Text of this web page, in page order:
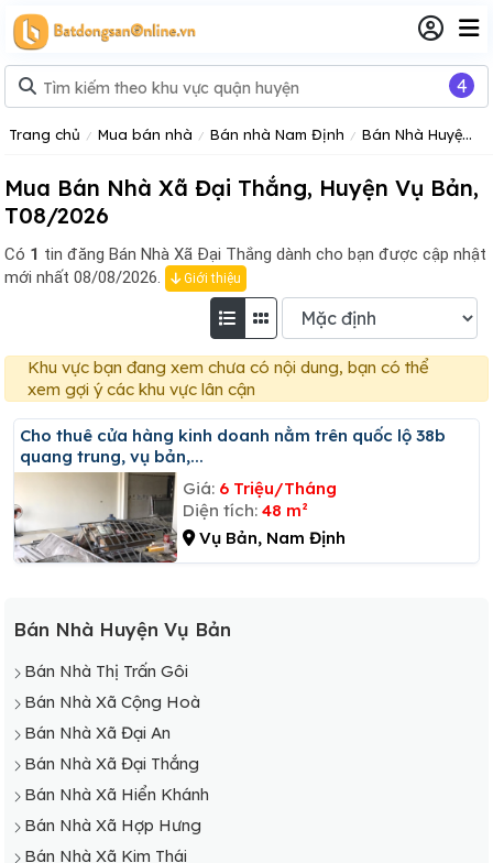
Trang chủ Mua bán nhà Bán nhà Nam Định Bán Nhà Huyện Vụ Bản
Mua Bán Nhà Xã Đại Thắng, Huyện Vụ Bản,
T08/2026
Có 1 tin đăng Bán Nhà Xã Đại Thắng dành cho bạn được cập nhật
mới nhất 08/08/2026.
Giới thiệu
Khu vực bạn đang xem chưa có nội dung, bạn có thể
xem gợi ý các khu vực lân cận
Cho thuê cửa hàng kinh doanh nằm trên quốc lộ 38b
quang trung, vụ bản,...
Giá: 6 Triệu/Tháng
Diện tích: 48 m²
Vụ Bản, Nam Định
Bán Nhà Huyện Vụ Bản
Bán Nhà Thị Trấn Gôi
Bán Nhà Xã Cộng Hoà
Bán Nhà Xã Đại An
Bán Nhà Xã Đại Thắng
Bán Nhà Xã Hiển Khánh
Bán Nhà Xã Hợp Hưng
Bán Nhà Xã Kim Thái
4